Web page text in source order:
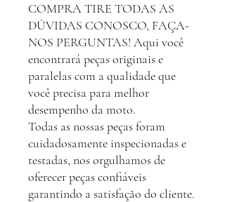
COMPRA TIRE TODAS AS
DÚVIDAS CONOSCO, FAÇA-
NOS PERGUNTAS! Aqui você
encontrará peças originais e
paralelas com a qualidade que
você precisa para melhor
desempenho da moto.
Todas as nossas peças foram
cuidadosamente inspecionadas e
testadas, nos orgulhamos de
oferecer peças confiáveis
garantindo a satisfação do cliente.